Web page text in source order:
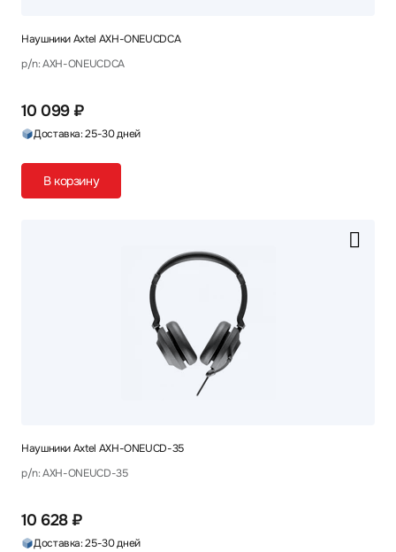
Наушники Axtel AXH-ONEUCDCA
p/n: AXH-ONEUCDCA
10 099 ₽
Доставка: 25-30 дней
В корзину
Наушники Axtel AXH-ONEUCD-35
p/n: AXH-ONEUCD-35
10 628 ₽
Доставка: 25-30 дней